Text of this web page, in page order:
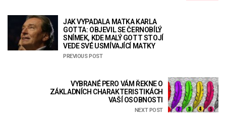
JAK VYPADALA MATKA KARLA
GOTTA: OBJEVIL SE ČERNOBÍLÝ
SNÍMEK, KDE MALÝ GOTT STOJÍ
VEDE SVÉ USMÍVAJÍCÍ MATKY
PREVIOUS POST
VYBRANÉ PERO VÁM ŘEKNE O
ZÁKLADNÍCH CHARAKTERISTIKÁCH
VAŠÍ OSOBNOSTI
NEXT POST